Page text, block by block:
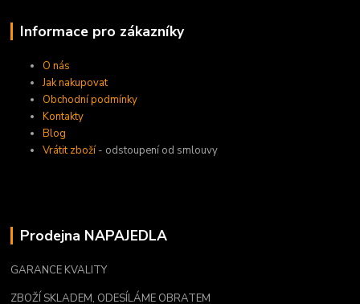
Informace pro zákazníky
O nás
Jak nakupovat
Obchodní podmínky
Kontakty
Blog
Vrátit zboží- odstoupení od smlouvy
Prodejna NAPAJEDLA
GARANCE KVALITY
ZBOŽÍ SKLADEM, ODESÍLÁME OBRATEM